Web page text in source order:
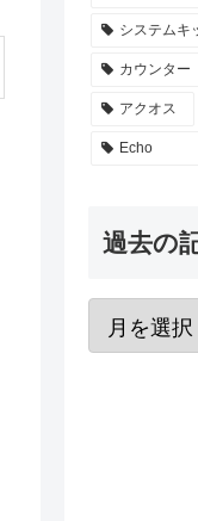
システムキ
カウンター
アクオス
Echo
過去の